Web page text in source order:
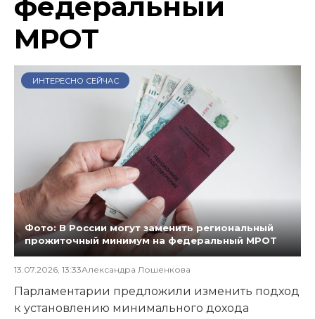
МРОТ
ИНТЕРЕСНО СЕЙЧАС
Фото: В России могут заменить региональный
прожиточный минимум на федеральный МРОТ
13.07.2026, 13:33Александра Лошенкова
Парламентарии предложили изменить подход
к установлению минимального дохода